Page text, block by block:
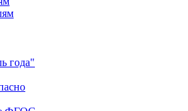
года"